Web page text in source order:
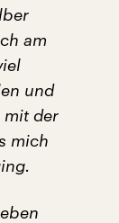
am
und
mit der
mich